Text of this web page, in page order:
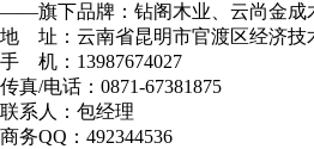
——旗下品牌：钻阁木业、云尚金成
地 址：云南省昆明市官渡区经济技
手 机：13987674027
传真/电话：0871-67381875
联系人：包经理
商务QQ：492344536